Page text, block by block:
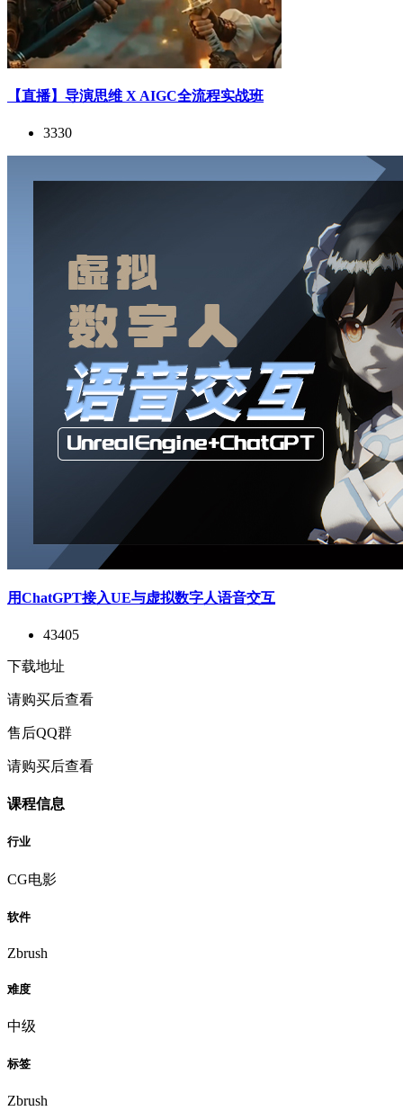
【直播】导演思维 X AIGC全流程实战班
3330
用ChatGPT接入UE与虚拟数字人语音交互
43405
下载地址
请购买后查看
售后QQ群
请购买后查看
课程信息
行业
CG电影
软件
Zbrush
难度
中级
标签
Zbrush